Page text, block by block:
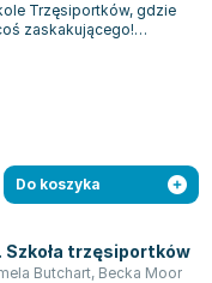
Trzęsiportków, gdzie
zaskakującego!
posiada zdoln...
Do koszyka
trzęsiportków
Butchart, Becka Moor